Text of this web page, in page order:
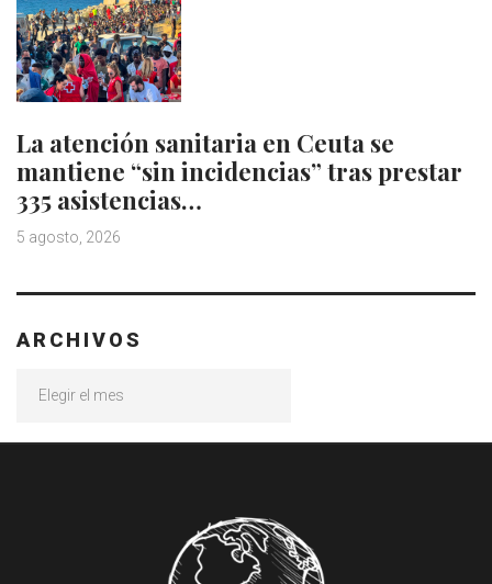
La atención sanitaria en Ceuta se
mantiene “sin incidencias” tras prestar
335 asistencias…
5 agosto, 2026
ARCHIVOS